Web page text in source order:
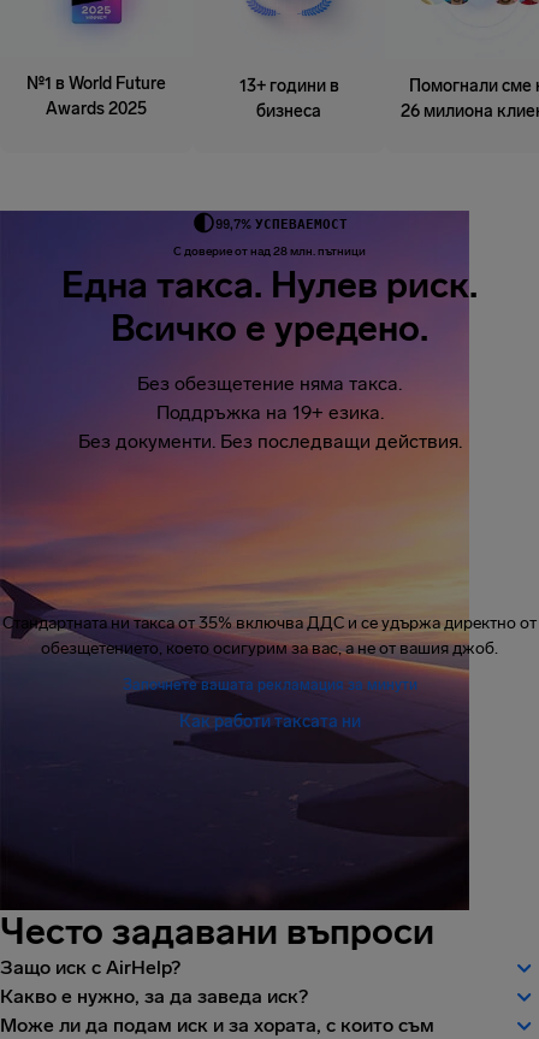
№1 в World Future
Awards 2025
13+ години в
бизнеса
Помогнали сме
26 милиона
99,7% УСПЕВАЕМОСТ
С доверие от над 28 млн. пътници
Една такса. Нулев риск.
Всичко е уредено.
Без обезщетение няма такса.
Поддръжка на 19+ езика.
Без документи. Без последващи действия.
Стандартната ни такса от 35% включва ДДС и се удържа директно от
обезщетението, което осигурим за вас, а не от вашия джоб.
Започнете вашата рекламация за минути
Как работи таксата ни
Често задавани въпроси
Защо иск с AirHelp?
Какво е нужно, за да заведа иск?
Може ли да подам иск и за хората, с които съм